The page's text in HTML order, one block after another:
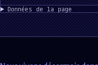
Données de la page